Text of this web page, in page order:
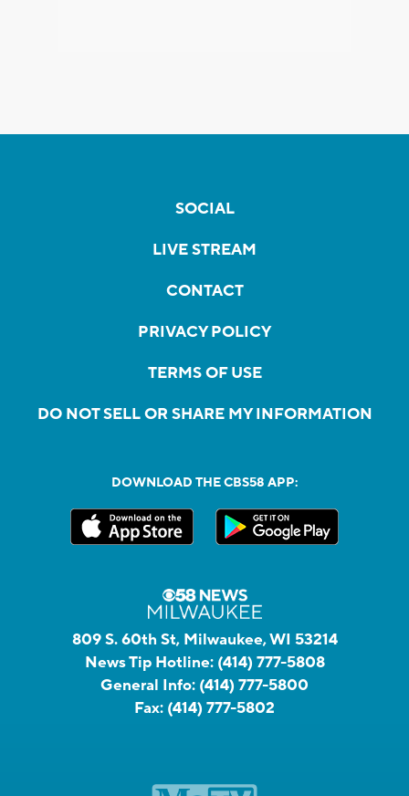
SOCIAL
LIVE STREAM
CONTACT
PRIVACY POLICY
TERMS OF USE
DO NOT SELL OR SHARE MY INFORMATION
DOWNLOAD THE CBS58 APP:
809 S. 60th St, Milwaukee, WI 53214
News Tip Hotline: (414) 777-5808
General Info: (414) 777-5800
Fax: (414) 777-5802